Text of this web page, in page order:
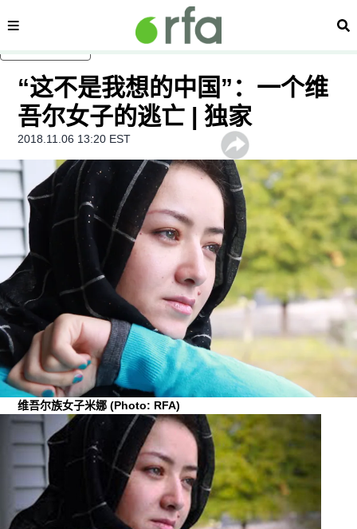
内容分类 搜
“这不是我想的中国”：一个维
吾尔女子的逃亡 | 独家
2018.11.06 13:20 EST
维吾尔族女子米娜(Photo: RFA)